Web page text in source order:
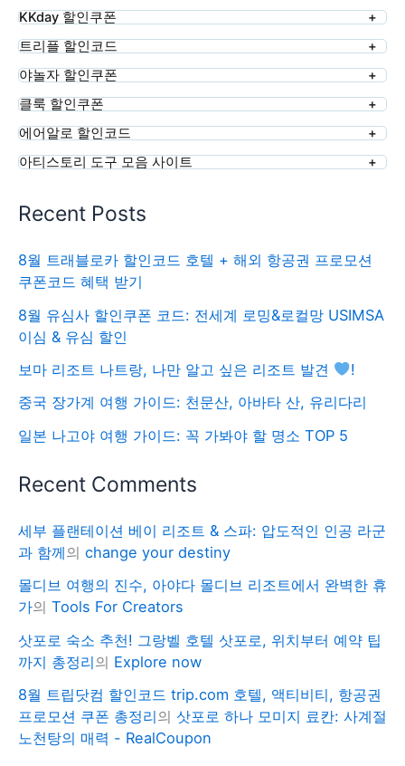
KKday 할인쿠폰
트리플 할인코드
야놀자 할인쿠폰
클룩 할인쿠폰
에어알로 할인코드
아티스토리 도구 모음 사이트
Recent Posts
8월 트래블로카 할인코드 호텔 + 해외 항공권 프로모션
쿠폰코드 혜택 받기
8월 유심사 할인쿠폰 코드: 전세계 로밍&로컬망 USIMSA
이심 & 유심 할인
보마 리조트 나트랑, 나만 알고 싶은 리조트 발견
!
중국 장가계 여행 가이드: 천문산, 아바타 산, 유리다리
일본 나고야 여행 가이드: 꼭 가봐야 할 명소 TOP 5
Recent Comments
세부 플랜테이션 베이 리조트 & 스파: 압도적인 인공 라군
과 함께의 change your destiny
몰디브 여행의 진수, 아야다 몰디브 리조트에서 완벽한 휴
가의 Tools For Creators
삿포로 숙소 추천! 그랑벨 호텔 삿포로, 위치부터 예약 팁
까지 총정리의 Explore now
8월 트립닷컴 할인코드 trip.com 호텔, 액티비티, 항공권
프로모션 쿠폰 총정리의 삿포로 하나 모미지 료칸: 사계절
노천탕의 매력 - RealCoupon